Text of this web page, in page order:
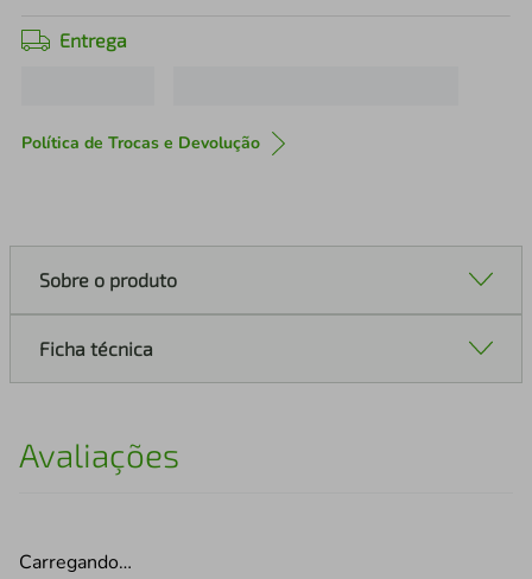
Entrega
Política de Trocas e Devolução
Sobre o produto
Ficha técnica
Avaliações
Carregando…